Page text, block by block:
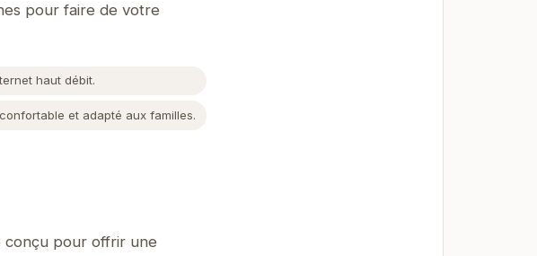
pour faire de votre
haut débit.
et adapté aux familles.
conçu pour offrir une